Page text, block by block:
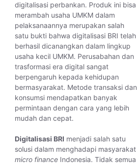
digitalisasi perbankan. Produk ini bisa
merambah usaha UMKM dalam
pelaksanaannya merupakan salah
satu bukti bahwa digitalisasi BRI telah
berhasil dicanangkan dalam lingkup
usaha kecil UMKM. Perusabahan dan
trasformasi era digital sangat
berpengaruh kepada kehidupan
bermasyarakat. Metode transaksi dan
konsumsi mendapatkan banyak
permintaan dengan cara yang lebih
mudah dan cepat.
Digitalisasi BRI menjadi salah satu
solusi dalam menghadapi masyarakat
micro finance Indonesia. Tidak semua